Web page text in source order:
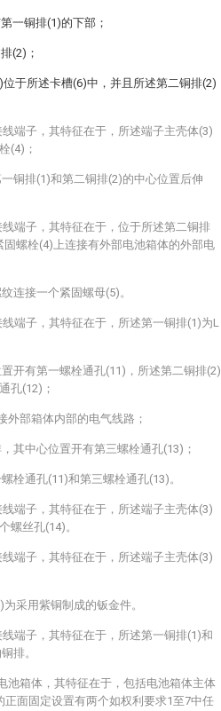
一铜排(1)的下部；
(2)；
于所述卡槽(6)中，并且所述第二铜排(2)
端子，其特征在于，所述端子主壳体(3)
(4)；
铜排(1)和第二铜排(2)的中心位置后伸
端子，其特征在于，位于所述第二铜排
螺栓(4)上连接有外部电池箱体的外部电
连接一个紧固螺母(5)。
端子，其特征在于，所述第一铜排(1)为L
开有第一螺栓通孔(11)，所述第二铜排(2)
孔(12)；
外部箱体内部的电气线路；
其中心位置开有第三螺栓通孔(13)；
栓通孔(11)和第三螺栓通孔(13)。
端子，其特征在于，所述端子主壳体(3)
螺丝孔(14)。
端子，其特征在于，所述端子主壳体(3)
采用紫铜制成的钣金件。
端子，其特征在于，所述第一铜排(1)和
排。
池箱体，其特征在于，包括电池箱体主体
正面固定设置有两个如权利要求1至7中任